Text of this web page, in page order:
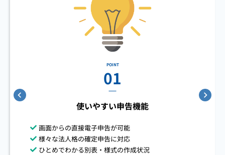
POINT
01
使いやすい申告機能
画面からの直接電子申告が可能
様々な法人格の確定申告に対応
ひとめでわかる別表・様式の作成状況